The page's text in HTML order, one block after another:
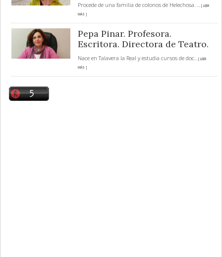
Procede de una familia de colonos de Helechosa.
... [ LEER
MÁS ]
Pepa Pinar. Profesora.
Escritora. Directora de Teatro.
Nace en Talavera la Real y estudia cursos de doc... [ LEER
MÁS ]